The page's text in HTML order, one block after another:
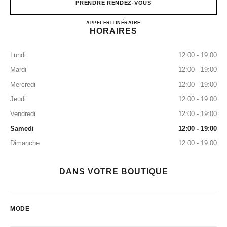
PRENDRE RENDEZ-VOUS
APPELER0120 197 686
ITINÉRAIRECHANEL & MOI – LES
HORAIRES
Lundi
12:00 - 19:00
Mardi
12:00 - 19:00
Mercredi
12:00 - 19:00
Jeudi
12:00 - 19:00
Vendredi
12:00 - 19:00
Samedi
12:00 - 19:00
Dimanche
12:00 - 19:00
DANS VOTRE BOUTIQUE
MODE